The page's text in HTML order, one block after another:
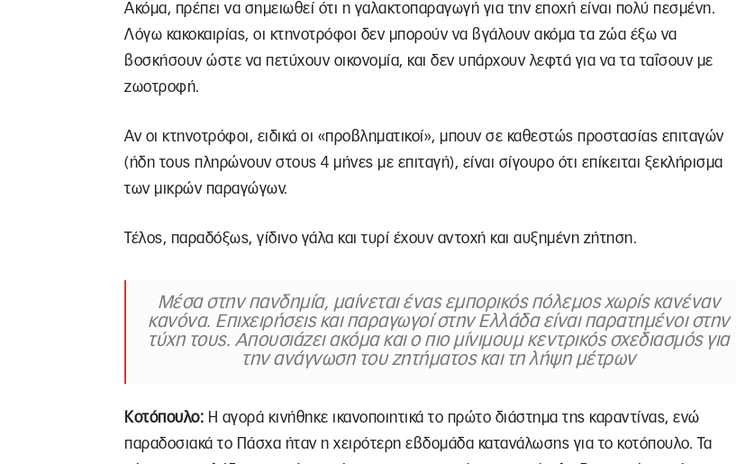
Ακόμα, πρέπει να σημειωθεί ότι η γαλακτοπαραγωγή για την εποχή είναι πολύ πεσμένη.
Λόγω κακοκαιρίας, οι κτηνοτρόφοι δεν μπορούν να βγάλουν ακόμα τα ζώα έξω να
βοσκήσουν ώστε να πετύχουν οικονομία, και δεν υπάρχουν λεφτά για να τα ταΐσουν με
ζωοτροφή.
Αν οι κτηνοτρόφοι, ειδικά οι «προβληματικοί», μπουν σε καθεστώς προστασίας επιταγών
(ήδη τους πληρώνουν στους 4 μήνες με επιταγή), είναι σίγουρο ότι επίκειται ξεκλήρισμα
των μικρών παραγώγων.
Τέλος, παραδόξως, γίδινο γάλα και τυρί έχουν αντοχή και αυξημένη ζήτηση.
Μέσα στην πανδημία, μαίνεται ένας εμπορικός πόλεμος χωρίς κανέναν
κανόνα. Επιχειρήσεις και παραγωγοί στην Ελλάδα είναι παρατημένοι στην
τύχη τους. Απουσιάζει ακόμα και ο πιο μίνιμουμ κεντρικός σχεδιασμός για
την ανάγνωση του ζητήματος και τη λήψη μέτρων
Κοτόπουλο: Η αγορά κινήθηκε ικανοποιητικά το πρώτο διάστημα της καραντίνας, ενώ
παραδοσιακά το Πάσχα ήταν η χειρότερη εβδομάδα κατανάλωσης για το κοτόπουλο. Τα